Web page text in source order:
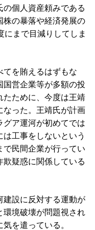
個人資産頼みである
株の暴落や経済発展の
にまで目減りしてしま
を賄えるはずもな
国営企業等が多額の投
たために、今度は王靖
なった。王靖氏が計画
グア運河が初めてでは
工事をしないという
で民間企業が行ってい
欺疑惑に関係している
設に反対する運動が
環境破壊が問題視され
を遣っている。